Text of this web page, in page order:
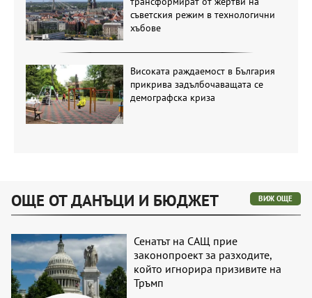
съветския режим в технологични
хъбове
Високата раждаемост в България
прикрива задълбочаващата се
демографска криза
ОЩЕ ОТ ДАНЪЦИ И БЮДЖЕТ ВИЖ ОЩЕ
Сенатът на САЩ прие
законопроект за разходите,
който игнорира призивите на
Тръмп